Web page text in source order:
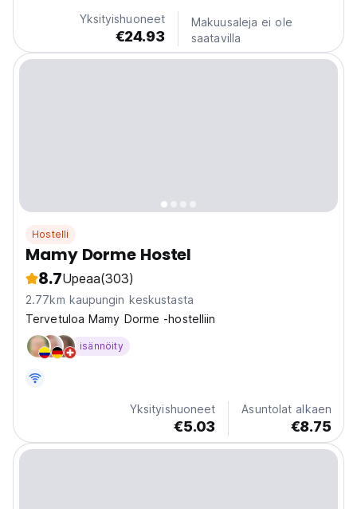
kävelymatkan päässä María Reina Metropolitan
Cathedralilta,...Yksityishuoneet
€24.93
Makuusaleja ei ole
saatavilla
Hostelli
Mamy Dorme Hostel
8.7Upeaa(303)
2.77km kaupungin keskustasta
Tervetuloa Mamy Dorme -hostelliin
isännöity
Yksityishuoneet
€5.03
Asuntolat alkaen
€8.75